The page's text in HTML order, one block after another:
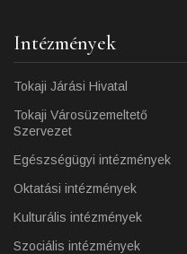
Intézmények
Tokaji Járási Hivatal
Tokaji Városüzemeltető
Szervezet
Egészségügyi intézmények
Oktatási intézmények
Kulturális intézmények
Szociális intézmények